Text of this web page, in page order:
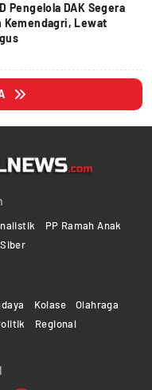
Pengelola DAK Segera
Kemendagri, Lewat
PP Ramah Anak
Kolase
Olahraga
Regional